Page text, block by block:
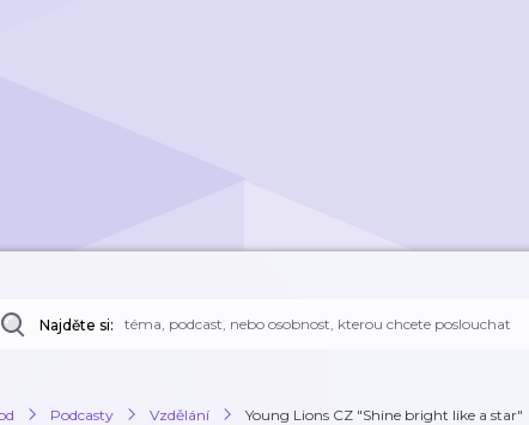
Najděte si:
Podcasty Vzdělání Young Lions CZ "Shine bright like a star"